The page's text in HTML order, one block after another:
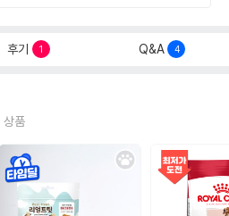
후기 1 Q&A 4
상품